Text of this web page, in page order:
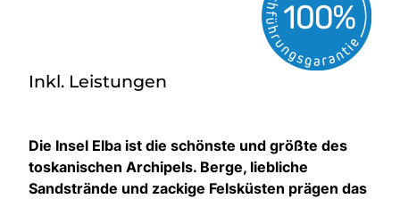
Inkl. Leistungen
Die Insel Elba ist die schönste und größte des
toskanischen Archipels. Berge, liebliche
Sandstrände und zackige Felsküsten prägen das